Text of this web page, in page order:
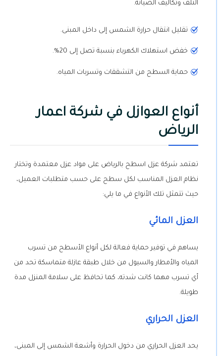
التلف وتكاليف الصيانة.
تقليل انتقال حرارة الشمس إلى داخل المبنى.
خفض استهلاك الكهرباء بنسبة تصل إلى 20%.
حماية السطح من التشققات وتسربات المياه.
أنواع العوازل في شركة اعمار
الرياض
تعتمد شركة عزل اسطح بالرياض على مواد عزل معتمدة وتختار
نظام العزل المناسب لكل سطح على حسب متطلبات العميل،
حيث تتمثل تلك الأنواع في ما يلي:
العزل المائي
يساهم في توفير حماية فعالة لكل أنواع الأسطح من تسرب
المياه والأمطار والسيول من خلال طبقة عازلة متماسكة تحد من
أي تسرب مهما كانت شدته، كما تحافظ على سلامة المنزل مدة
طويلة.
العزل الحراري
يحد العزل الحراري من دخول الحرارة وأشعة الشمس إلى المبنى،